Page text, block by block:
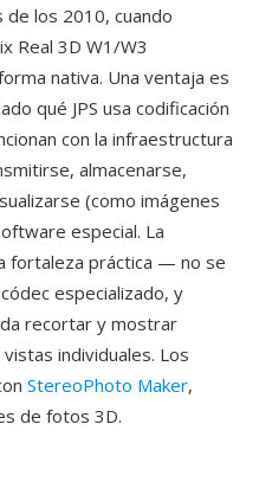
los 2010, cuando
Real 3D W1/W3
nativa. Una ventaja es
qué JPS usa codificación
con la infraestructura
almacenarse,
(como imágenes
especial. La
fortaleza práctica — no se
especializado, y
recortar y mostrar
individuales. Los
StereoPhoto Maker,
de fotos 3D.